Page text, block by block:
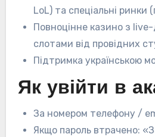
LoL) та спеціальні ринки
Повноцінне казино з
слотами від провідних
Підтримка українською
Як увійти в
За номером телефону /
Якщо пароль втрачено: